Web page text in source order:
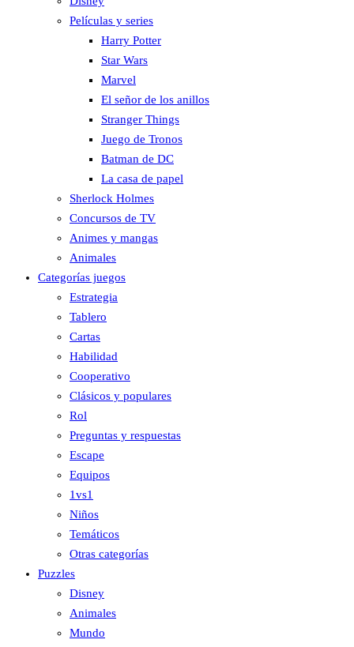
Películas y series
Harry Potter
Star Wars
Marvel
El señor de los anillos
Stranger Things
Juego de Tronos
Batman de DC
La casa de papel
Sherlock Holmes
Concursos de TV
Animes y mangas
Animales
Categorías juegos
Estrategia
Tablero
Cartas
Habilidad
Cooperativo
Clásicos y populares
Rol
Preguntas y respuestas
Escape
Equipos
1vs1
Niños
Temáticos
Otras categorías
Puzzles
Disney
Animales
Mundo